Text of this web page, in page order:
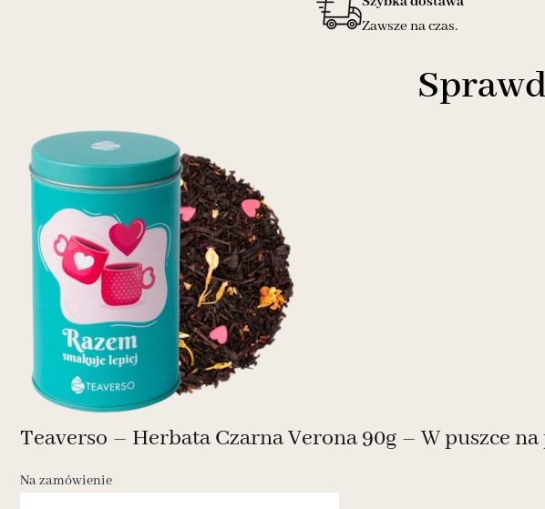
Zawsze na czas.
Teaverso – Herbata Czarna Verona 90g – W puszce na
Na zamówienie